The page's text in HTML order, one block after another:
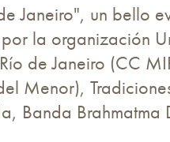
Janeiro", un bello
la organización
de Janeiro (CC
Menor),
Banda Brahmatma